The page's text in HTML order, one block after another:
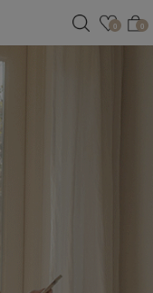
관심
0 0
검색